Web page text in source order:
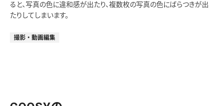
ると、写真の色に違和感が出たり、複数枚の写真の色にばらつきが出
たりしてしまいます。
撮影・動画編集